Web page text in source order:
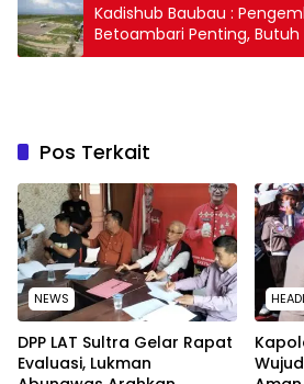
Kadishub Baubau :
Betoambari Penting, Butuh
Miliar
Pos Terkait
NEWS
‎DPP LAT Sultra Gelar Rapat
Evaluasi, Lukman